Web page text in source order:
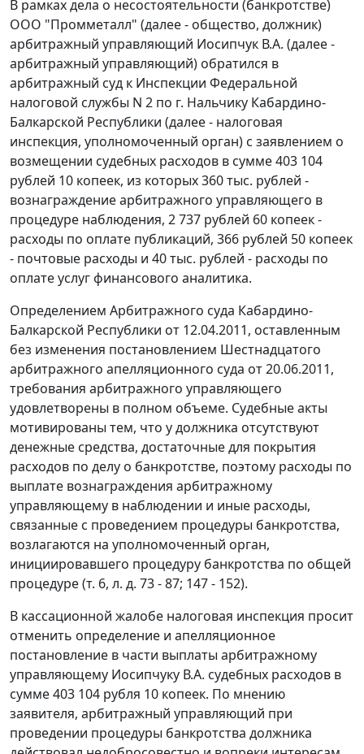
В рамках дела о несостоятельности (банкротстве)
ООО "Промметалл" (далее - общество, должник)
арбитражный управляющий Иосипчук В.А. (далее -
арбитражный управляющий) обратился в
арбитражный суд к Инспекции Федеральной
налоговой службы N 2 по г. Нальчику Кабардино-
Балкарской Республики (далее - налоговая
инспекция, уполномоченный орган) с заявлением о
возмещении судебных расходов в сумме 403 104
рублей 10 копеек, из которых 360 тыс. рублей -
вознаграждение арбитражного управляющего в
процедуре наблюдения, 2 737 рублей 60 копеек -
расходы по оплате публикаций, 366 рублей 50 копеек
- почтовые расходы и 40 тыс. рублей - расходы по
оплате услуг финансового аналитика.
Определением Арбитражного суда Кабардино-
Балкарской Республики от 12.04.2011, оставленным
без изменения постановлением Шестнадцатого
арбитражного апелляционного суда от 20.06.2011,
требования арбитражного управляющего
удовлетворены в полном объеме. Судебные акты
мотивированы тем, что у должника отсутствуют
денежные средства, достаточные для покрытия
расходов по делу о банкротстве, поэтому расходы по
выплате вознаграждения арбитражному
управляющему в наблюдении и иные расходы,
связанные с проведением процедуры банкротства,
возлагаются на уполномоченный орган,
инициировавшего процедуру банкротства по общей
процедуре (т. 6, л. д. 73 - 87; 147 - 152).
В кассационной жалобе налоговая инспекция просит
отменить определение и апелляционное
постановление в части выплаты арбитражному
управляющему Иосипчуку В.А. судебных расходов в
сумме 403 104 рубля 10 копеек. По мнению
заявителя, арбитражный управляющий при
проведении процедуры банкротства должника